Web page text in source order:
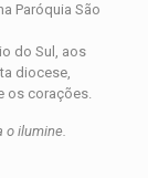
Paróquia São
do Sul, aos
diocese,
os corações.
o ilumine.